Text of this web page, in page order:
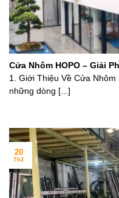
Cửa Nhôm HOPO – Giải
Đại
1. Giới Thiệu Về Cửa
những dòng [...]
20
Th2